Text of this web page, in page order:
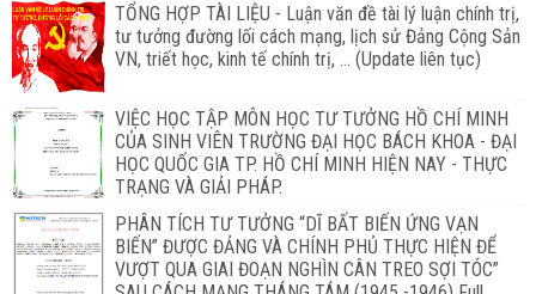
TỔNG HỢP TÀI LIỆU - Luận văn đề tài lý luận chính trị,
tư tưởng đường lối cách mạng, lịch sử Đảng Cộng Sản
VN, triết học, kinh tế chính trị, ... (Update liên tục)
VIỆC HỌC TẬP MÔN HỌC TƯ TƯỞNG HỒ CHÍ MINH
CỦA SINH VIÊN TRƯỜNG ĐẠI HỌC BÁCH KHOA - ĐẠI
HỌC QUỐC GIA TP. HỒ CHÍ MINH HIỆN NAY - THỰC
TRẠNG VÀ GIẢI PHÁP.
PHÂN TÍCH TƯ TƯỞNG “DĨ BẤT BIẾN ỨNG VẠN
BIẾN” ĐƯỢC ĐẢNG VÀ CHÍNH PHỦ THỰC HIỆN ĐỂ
VƯỢT QUA GIAI ĐOẠN NGHÌN CÂN TREO SỢI TÓC”